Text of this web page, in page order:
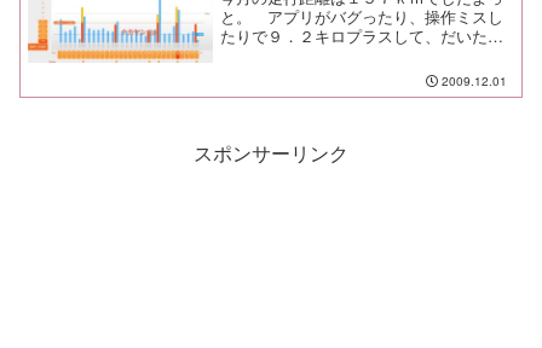
と。 アプリがバグったり、操作ミスし
たりで９．２キロプラスして、だいたい
けど、後半は宴会続きで走れない日々が
続き、週末に距離を稼ぐというスタイル
2009.12.01
スポンサーリンク